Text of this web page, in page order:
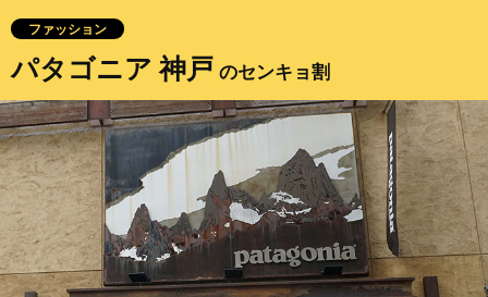
ファッション
パタゴニア 神戸 のセンキョ割